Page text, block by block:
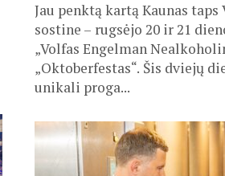
Jau penktą kartą Kaunas
sostine – rugsėjo 20 ir 21
„Volfas Engelman
„Oktoberfestas“. Šis dviejų
unikali proga...